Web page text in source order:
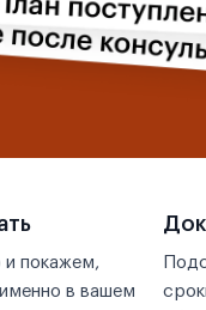
и покажем,
в вашем